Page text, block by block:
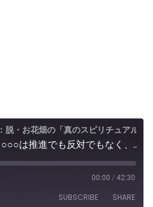
【番外編2】ワ○○○は推進でも反対でもなく、今は冷静な情報収集が吉。やがて歴史が虚偽を暴くだろう。
00:00 / 42:30
SUBSCRIBE SHARE